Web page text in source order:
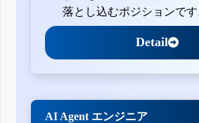
落とし込むポジションです
Detail
AI Agent エンジニア